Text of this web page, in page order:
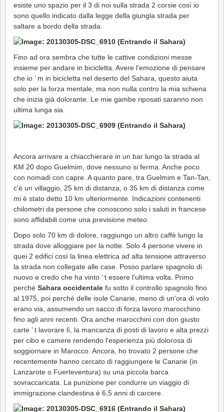
esiste uno spazio per il 3 di noi sulla strada 2 corsie così io
sono quello indicato dalla legge della giungla strada per
saltare a bordo della strada.
Fino ad ora sembra che tutte le cattive condizioni messe
insieme per andare in bicicletta. Avere l'emozione di pensare
che io ’ m in bicicletta nel deserto del Sahara, questo aiuta
solo per la forza mentale, ma non nulla contro la mia schiena
che inizia già dolorante. Le mie gambe riposati saranno non
ultima lunga sia.
Ancora arrivare a chiacchierare in un bar lungo la strada al
KM 20 dopo Guelmim, dove nessuno si ferma. Anche poco
con nomadi con capre. A quanto pare, tra Guelmim e Tan-Tan,
c'è un villaggio, 25 km di distanza, o 35 km di distanza come
mi è stato detto 10 km ulteriormente. Indicazioni contenenti
chilometri da persone che conoscono solo i saluti in francese
sono affidabili come una previsione meteo.
Dopo solo 70 km di dolore, raggiungo un altro caffè lungo la
strada dove alloggiare per la notte. Solo 4 persone vivere in
quei 2 edifici così la linea elettrica ad alta tensione attraverso
la strada non collegate alle case. Posso parlare spagnolo di
nuovo e credo che ha vinto ’ t essere l'ultima volta. Primo
perché Sahara occidentale fu sotto il controllo spagnolo fino
al 1975, poi perché delle isole Canarie, meno di un'ora di volo
erano via, assumendo un sacco di forza lavoro marocchino
fino agli anni recenti. Ora anche marocchini con don giusto
carte ’ t lavorare lì, la mancanza di posti di lavoro e alta prezzi
per cibo e camere rendendo l'esperienza più dolorosa di
soggiornare in Marocco. Ancora, ho trovato 2 persone che
recentemente hanno cercato di raggiungere le Canarie (in
Lanzarote o Fuerteventura) su una piccola barca
sovraccaricata. La punizione per condurre un viaggio di
immigrazione clandestina è 6,5 anni di carcere.